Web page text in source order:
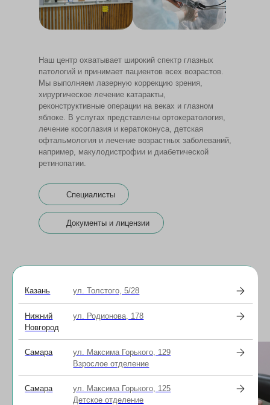
Наш центр охватывает широкий спектр глазных
патологий и принимает пациентов всех возрастов.
Мы выполняем лазерную коррекцию зрения,
хирургическое лечение катаракты,
реконструктивные операции на веках и глазном
яблоке. В услугах представлены ортокератология,
лечение косоглазия и кератоконуса, детская
офтальмология и лечение возрастных заболеваний,
например, макулодистрофии и диабетической
ретинопатии.
Специалисты
Документы и лицензии
Акции клиники
Все акции
Казань ул. Толстого, 5/28
Нижний
Новгород
ул. Родионова, 178
Самара
ул. Максима Горького, 129
Взрослое отделение
Самара
ул. Максима Горького, 125
Детское отделение